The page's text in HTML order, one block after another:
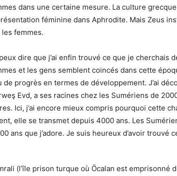
dans une certaine mesure. La culture
féminine dans Aphrodite. Mais Zeus
les femmes.
dire que j’ai enfin trouvé ce que je cherchais
et les gens semblent coincés dans cette
de progrès en termes de développement. J’ai
Evd, a ses racines chez les Sumériens de
Ici, j’ai encore mieux compris pourquoi cette
elle se transmet depuis 4000 ans. Les
ans que j’adore. Je suis heureux d’avoir trouvé
(l’île prison turque où Öcalan est emprisonné